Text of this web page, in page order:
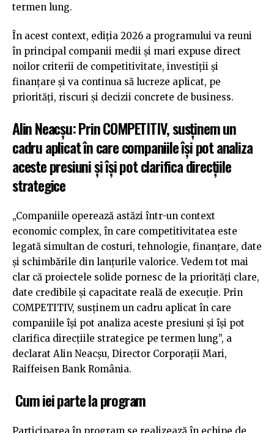
termen lung.
În acest context, ediția 2026 a programului va reuni
în principal companii medii și mari expuse direct
noilor criterii de competitivitate, investiții și
finanțare și va continua să lucreze aplicat, pe
priorități, riscuri și decizii concrete de business.
Alin Neacșu: Prin COMPETITIV, susținem un
cadru aplicat în care companiile își pot analiza
aceste presiuni și își pot clarifica direcțiile
strategice
„Companiile operează astăzi într-un context
economic complex, în care competitivitatea este
legată simultan de costuri, tehnologie, finanțare, date
și schimbările din lanțurile valorice. Vedem tot mai
clar că proiectele solide pornesc de la priorități clare,
date credibile și capacitate reală de execuție. Prin
COMPETITIV, susținem un cadru aplicat în care
companiile își pot analiza aceste presiuni și își pot
clarifica direcțiile strategice pe termen lung”, a
declarat Alin Neacșu, Director Corporații Mari,
Raiffeisen Bank România.
Cum iei parte la program